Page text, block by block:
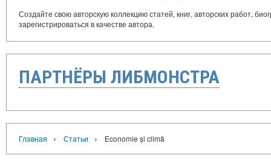
Создайте свою авторскую коллекцию статей, книг, авторских работ,
зарегистрироваться в качестве автора.
ПАРТНЁРЫ ЛИБМОНСТРА
Главная › Статьи › Economie și climă